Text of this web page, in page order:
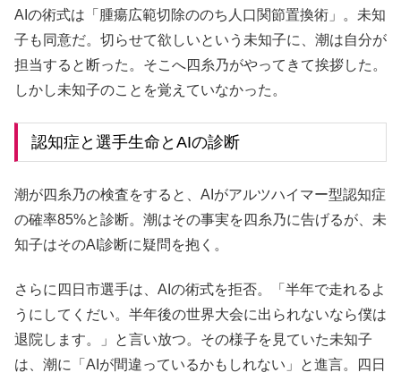
AIの術式は「腫瘍広範切除ののち人口関節置換術」。未知
子も同意だ。切らせて欲しいという未知子に、潮は自分が
担当すると断った。そこへ四糸乃がやってきて挨拶した。
しかし未知子のことを覚えていなかった。
認知症と選手生命とAIの診断
潮が四糸乃の検査をすると、AIがアルツハイマー型認知症
の確率85%と診断。潮はその事実を四糸乃に告げるが、未
知子はそのAI診断に疑問を抱く。
さらに四日市選手は、AIの術式を拒否。「半年で走れるよ
うにしてくだい。半年後の世界大会に出られないなら僕は
退院します。」と言い放つ。その様子を見ていた未知子
は、潮に「AIが間違っているかもしれない」と進言。四日